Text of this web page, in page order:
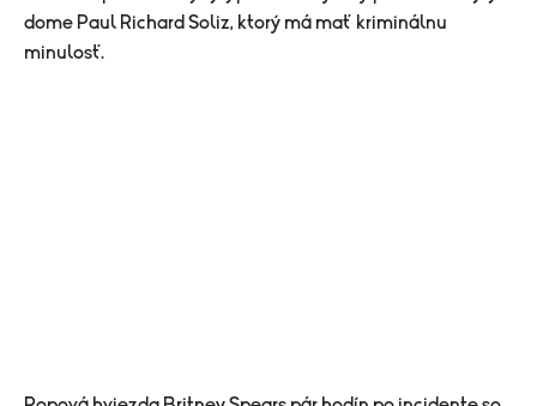
dome Paul Richard Soliz, ktorý má mať kriminálnu
minulosť.